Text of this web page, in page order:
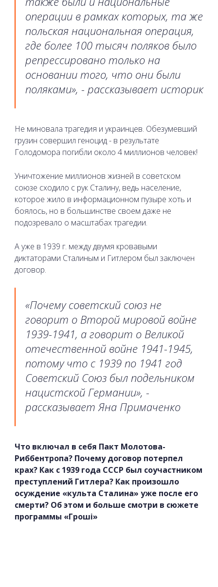
операции в рамках которых, та же
польская национальная операция,
где более 100 тысяч поляков было
репрессировано только на
основании того, что они были
поляками», - рассказывает историк
Не миновала трагедия и украинцев. Обезумевший
грузин совершил геноцид - в результате
Голодомора погибли около 4 миллионов человек!
Уничтожение миллионов жизней в советском
союзе сходило с рук Сталину, ведь население,
которое жило в информационном пузыре хоть и
боялось, но в большинстве своем даже не
подозревало о масштабах трагедии.
А уже в 1939 г. между двумя кровавыми
диктаторами Сталиным и Гитлером был заключен
договор.
«Почему советский союз не
говорит о Второй мировой войне
1939-1941, а говорит о Великой
отечественной войне 1941-1945,
потому что с 1939 по 1941 год
Советский Союз был подельником
нацистской Германии», -
рассказывает Яна Примаченко
Что включал в себя Пакт Молотова-
Риббентропа? Почему договор потерпел
крах? Как с 1939 года СССР был соучастником
преступлений Гитлера? Как произошло
осуждение «культа Сталина» уже после его
смерти? Об этом и больше смотри в сюжете
программы «Гроші»